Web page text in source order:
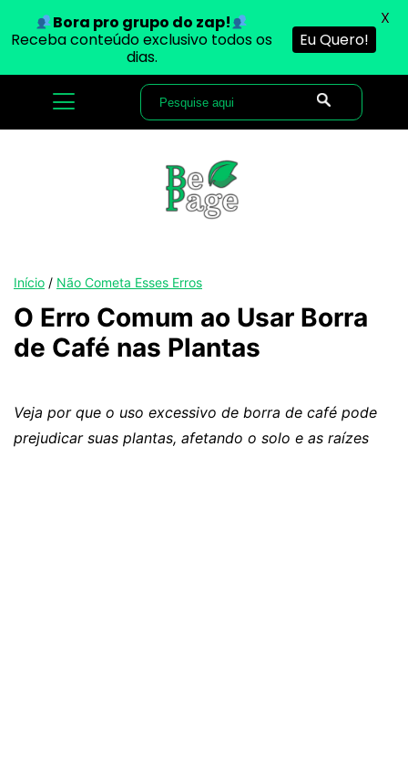
Início / Não Cometa Esses Erros
O Erro Comum ao Usar Borra
de Café nas Plantas
Veja por que o uso excessivo de borra de café pode
prejudicar suas plantas, afetando o solo e as raízes
Bora pro grupo do zap!
Receba conteúdo exclusivo todos os
dias.
Eu Quero!
X